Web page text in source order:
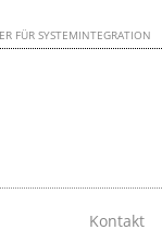
FÜR SYSTEMINTEGRATION
Kontakt